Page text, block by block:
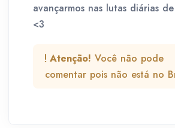
avançarmos nas lutas diárias
<3
Atenção! Você não pode
comentar pois não está no